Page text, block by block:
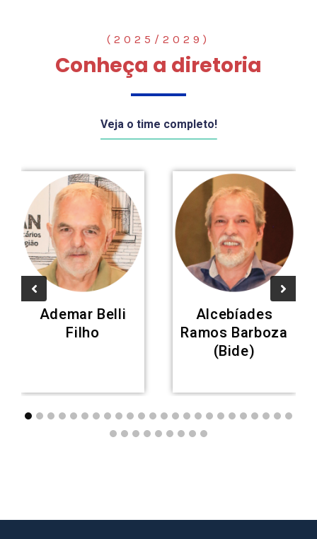
(2025/2029)
Conheça a diretoria
Veja o time completo!
Ademar Belli
Filho
Alcebíades
Ramos Barboza
(Bide)